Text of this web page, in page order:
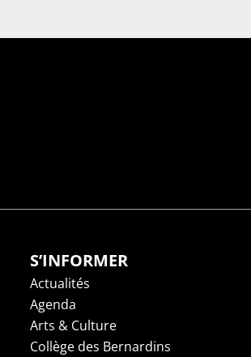
S’INFORMER
Actualités
Agenda
Arts & Culture
Collège des Bernardins